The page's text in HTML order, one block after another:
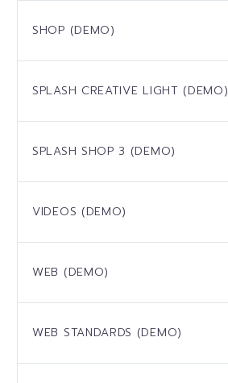
SHOP (DEMO)
SPLASH CREATIVE LIGHT (DEMO)
SPLASH SHOP 3 (DEMO)
VIDEOS (DEMO)
WEB (DEMO)
WEB STANDARDS (DEMO)